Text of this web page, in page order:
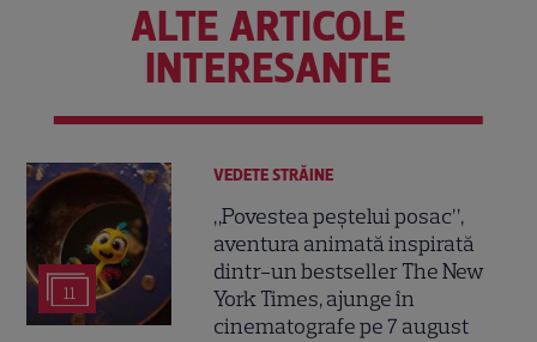
ALTE ARTICOLE
INTERESANTE
11
VEDETE STRĂINE
„Povestea peștelui posac”,
aventura animată inspirată
dintr-un bestseller The New
York Times, ajunge în
cinematografe pe 7 august